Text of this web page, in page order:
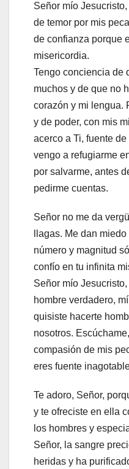
Señor mío
de temor por mis
de confianza porque
misericordia.
Tengo conciencia de
muchos y de que no
corazón y mi lengua.
y de poder, con mis
acerco a Ti, fuente
vengo a refugiarme
por salvarme, antes
pedirme cuentas.
Señor no me da
llagas. Me dan
número y magnitud
confío en tu infinita
Señor mío
hombre verdadero,
quisiste hacerte
nosotros.
compasión de mis
eres fuente
Te adoro, Señor,
y te ofreciste en ella
los hombres y
Señor, la sangre
heridas y ha